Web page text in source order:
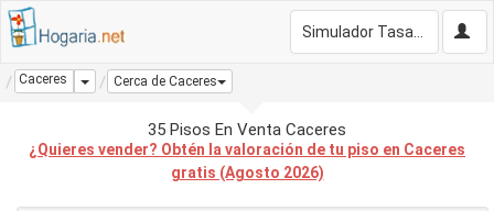
Caceres Dropdown
Cerca de Caceres
35 Pisos En Venta Caceres
¿Quieres vender? Obtén la valoración de tu piso en Caceres
gratis (Agosto 2026)